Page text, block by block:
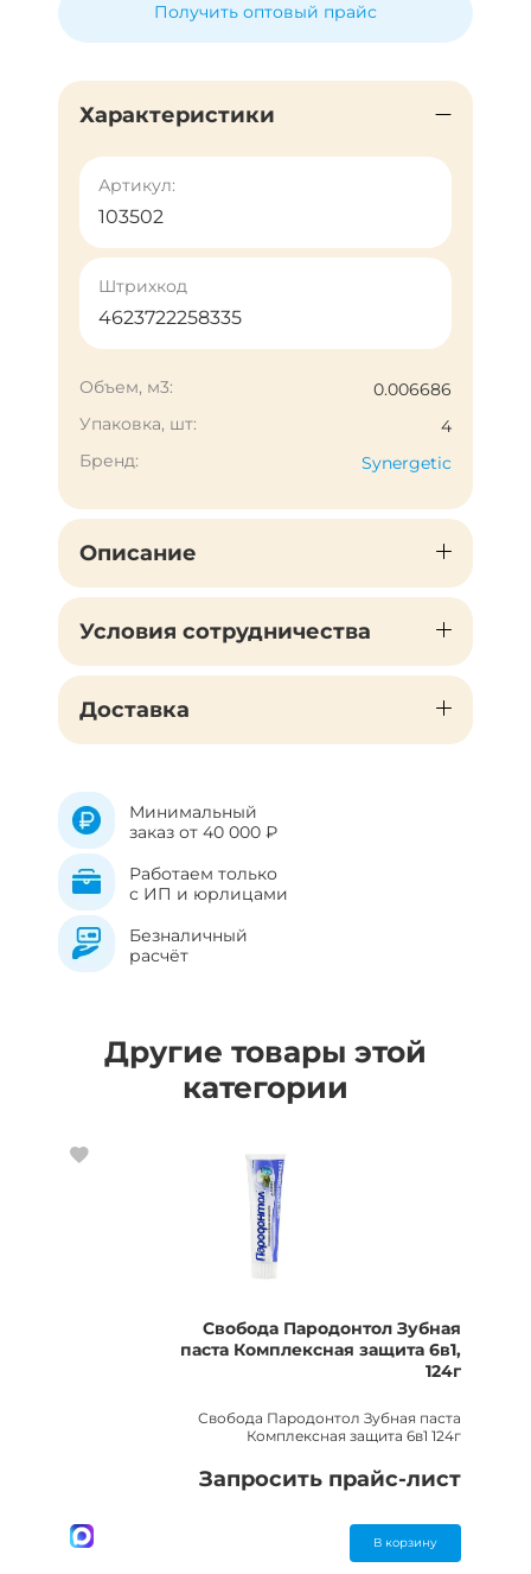
Получить оптовый прайс
Характеристики
Артикул:
103502
Штрихкод
4623722258335
Объем, м3:
0.006686
Упаковка, шт:
4
Бренд:
Synergetic
Описание
Условия сотрудничества
Доставка
Минимальный
заказ от 40 000 ₽
Работаем только
с ИП и юрлицами
Безналичный
расчёт
Другие товары этой
категории
Свобода Пародонтол Зубная
паста Комплексная защита 6в1,
124г
Свобода Пародонтол Зубная паста
Комплексная защита 6в1 124г
Запросить прайс-лист
В корзину